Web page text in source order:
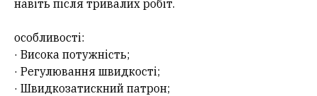
навіть після тривалих робіт.
особливості:
· Висока потужність;
· Регулювання швидкості;
· Швидкозатискний патрон;